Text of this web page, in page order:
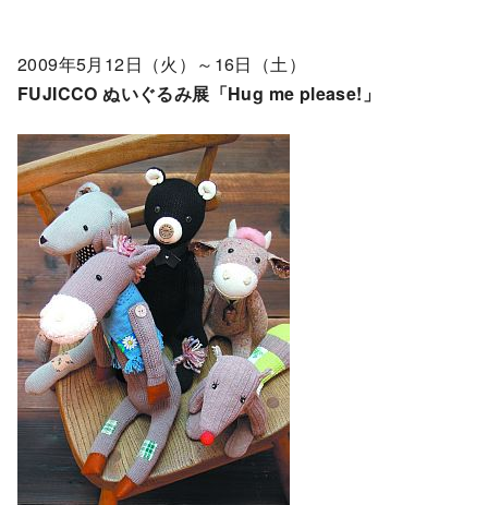
2009年5月12日（火）～16日（土）
FUJICCO ぬいぐるみ展「Hug me please!」